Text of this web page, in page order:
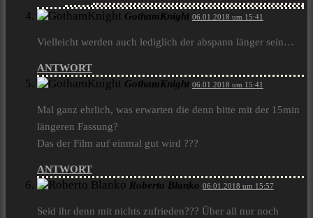
GothamKnight 06.01.2018 um 15:41
Vielleicht werden auch lediglich der abspann länger sein…
ANTWORT
GothamKnight 06.01.2018 um 15:41
Mal ganz ehrlich, was erwarten die denn bitte mit der 15min
längeren Fassung?
Das der Film auf einmal gut wird ???
ANTWORT
Roberto Blanko 06.01.2018 um 15:57
Seid ihr denn mit nichts zufrieden??? Über all nur noch